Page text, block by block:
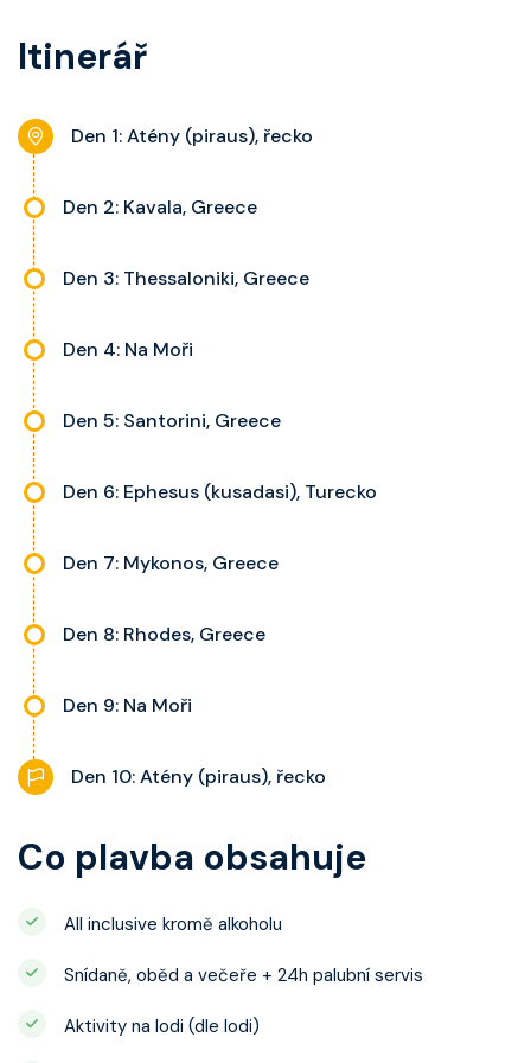
kajuty.
nastavitelnou klimatizaci,
noční stolky, trezor a balkon s
výhledem, velikost kajuty a balkonu
Itinerář
Den 1: Atény (piraus), řecko
Den 2: Kavala, Greece
Den 3: Thessaloniki, Greece
Den 4: Na Moři
Den 5: Santorini, Greece
Den 6: Ephesus (kusadasi), Turecko
Den 7: Mykonos, Greece
Den 8: Rhodes, Greece
Den 9: Na Moři
Den 10: Atény (piraus), řecko
Co plavba obsahuje
All inclusive kromě alkoholu
Snídaně, oběd a večeře + 24h palubní servis
Aktivity na lodi (dle lodi)